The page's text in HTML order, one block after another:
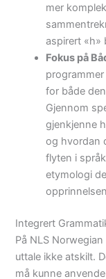
mer
aspirert «h»
Fokus på
for både
Gjennom
gjenkjenne
og hvordan
flyten i
etymologi
Integrert
På NLS
uttale ikke atskilt.
må kunne